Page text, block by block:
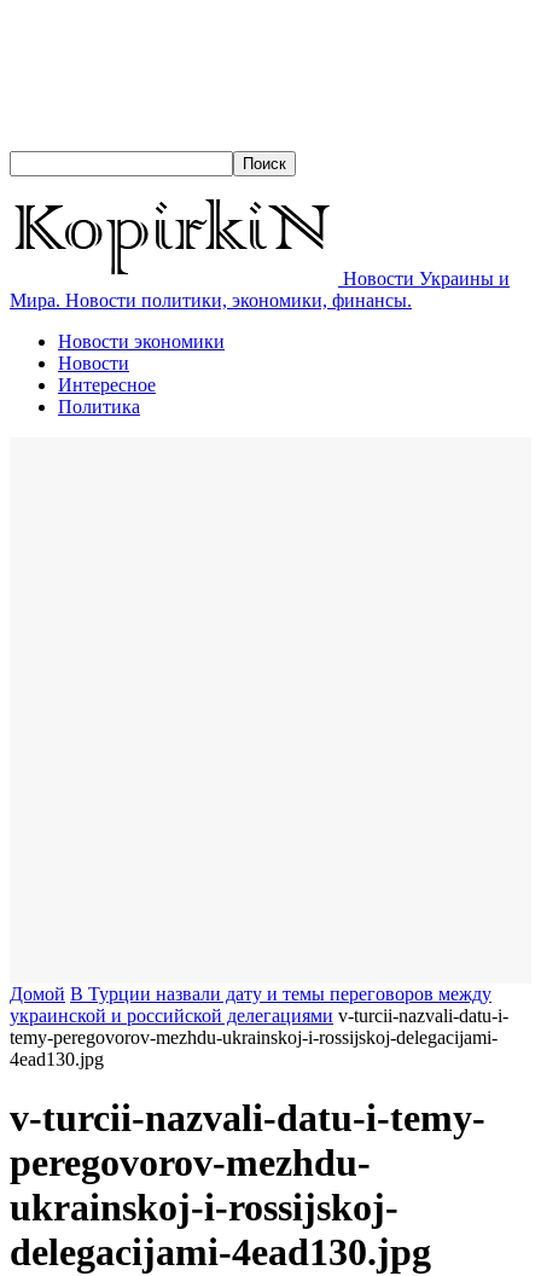
Новости Украины и
Мира. Новости политики, экономики, финансы.
Новости экономики
Новости
Интересное
Политика
Домой ​В Турции назвали дату и темы переговоров между
украинской и российской делегациями v-turcii-nazvali-datu-i-
temy-peregovorov-mezhdu-ukrainskoj-i-rossijskoj-delegacijami-
4ead130.jpg
v-turcii-nazvali-datu-i-temy-
peregovorov-mezhdu-
ukrainskoj-i-rossijskoj-
delegacijami-4ead130.jpg